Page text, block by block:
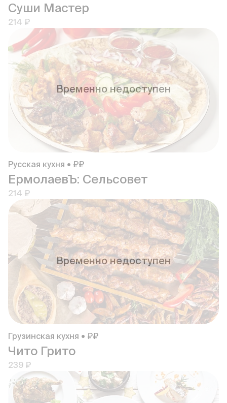
Суши Мастер
214 ₽
Временно недоступен
Русская кухня • ₽₽
ЕрмолаевЪ: Сельсовет
214 ₽
Временно недоступен
Грузинская кухня • ₽₽
Чито Грито
239 ₽